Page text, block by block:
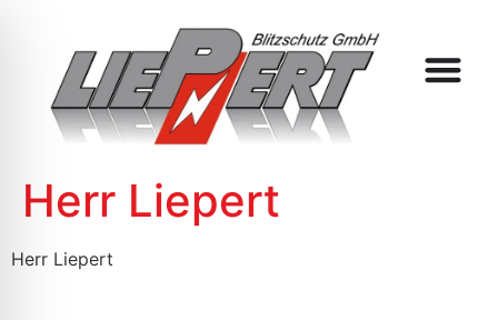
Herr Liepert
Herr Liepert